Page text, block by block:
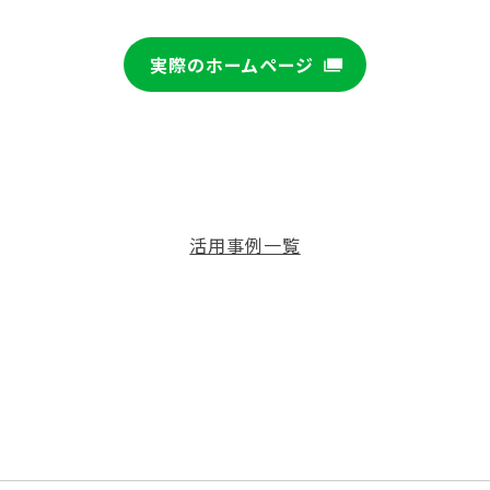
実際のホームページ
活用事例一覧